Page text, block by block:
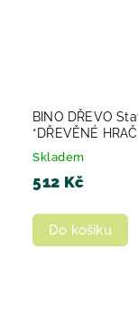
BINO DŘEVO
*DŘEVĚNÉ
Skladem
512 Kč
Do košíku